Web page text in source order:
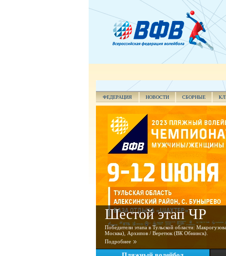
ФЕДЕРАЦИЯ НОВОСТИ СБОРНЫЕ
Шестой этап ЧР
Победители этапа в Тульской области:
Москва), Архипов / Веретюк (ВК Обнинск).
Подробнее